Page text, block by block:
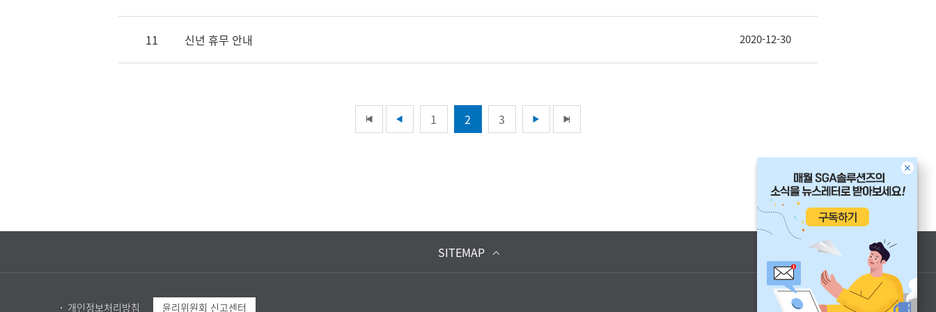
11 신년 휴무 안내 2020-12-30
1 2 3
SITEMAP
개인정보처리방침 윤리위원회 신고센터